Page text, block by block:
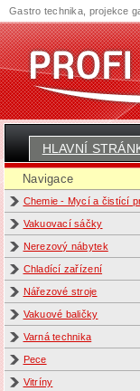
HLAVNÍ
Navigace
Chemie - Mycí a čistící
Vakuovací sáčky
Nerezový nábytek
Chladící zařízení
Nářezové stroje
Vakuové baličky
Varná technika
Pece
Vitríny
Gastro technika, projekce